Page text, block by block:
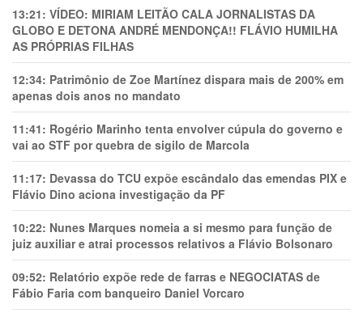
13:21: VÍDEO: MIRIAM LEITÃO CALA JORNALISTAS DA
GLOBO E DETONA ANDRÉ MENDONÇA!! FLÁVIO HUMILHA
AS PRÓPRIAS FILHAS
12:34: Patrimônio de Zoe Martínez dispara mais de 200% em
apenas dois anos no mandato
11:41: Rogério Marinho tenta envolver cúpula do governo e
vai ao STF por quebra de sigilo de Marcola
11:17: Devassa do TCU expõe escândalo das emendas PIX e
Flávio Dino aciona investigação da PF
10:22: Nunes Marques nomeia a si mesmo para função de
juiz auxiliar e atrai processos relativos a Flávio Bolsonaro
09:52: Relatório expõe rede de farras e NEGOCIATAS de
Fábio Faria com banqueiro Daniel Vorcaro